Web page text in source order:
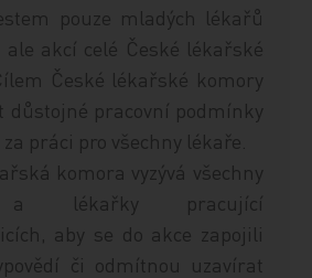
pouze mladých lékařů
akcí celé České lékařské
České lékařské komory
důstojné pracovní podmínky
práci pro všechny lékaře.
komora vyzývá všechny
a lékařky pracující
aby se do akce zapojili
či odmítnou uzavírat